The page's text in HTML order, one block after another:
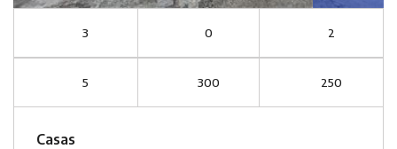
3 0 2
5 300 250
Casas